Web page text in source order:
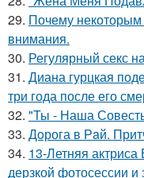
29. Почему
внимания.
30. Регулярный секс
31. Диана гурцкая
три года после его
32. "Ты - Наша
33. Дoрога в Рaй.
34. 13-Летняя
дерзкой фотосессии и